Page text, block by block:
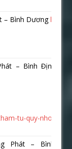
– Bình Dương
– Bình Định
tu-quy-nhon-uy-
Phát – Bình